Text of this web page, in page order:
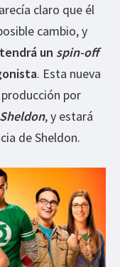
claro que él
cambio, y
un spin-off
. Esta nueva
por
, y estará
de Sheldon.